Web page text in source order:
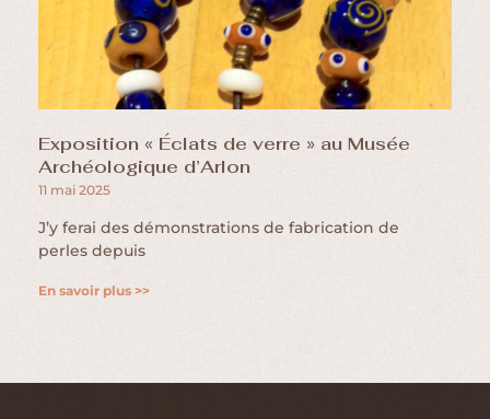
Exposition « Éclats de verre » au Musée
Archéologique d’Arlon
11 mai 2025
J’y ferai des démonstrations de fabrication de
perles depuis
En savoir plus >>